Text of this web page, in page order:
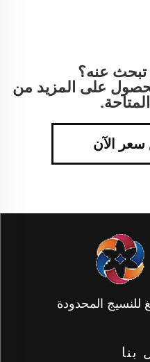
عنه؟
على المزيد من
الآن
للنسيج المحدودة
بنا